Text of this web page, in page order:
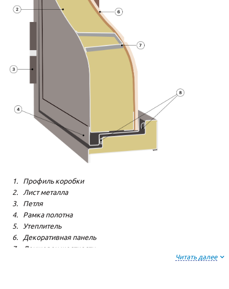
Профиль коробки
Лист металла
Петля
Рамка полотна
Утеплитель
Декоративная панель
Лонжерон жесткости
Читать далее